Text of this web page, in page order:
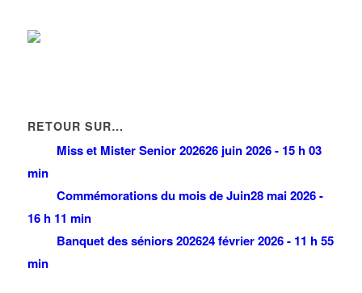
RETOUR SUR…
Miss et Mister Senior 202626 juin 2026 - 15 h 03
min
Commémorations du mois de Juin28 mai 2026 -
16 h 11 min
Banquet des séniors 202624 février 2026 - 11 h 55
min